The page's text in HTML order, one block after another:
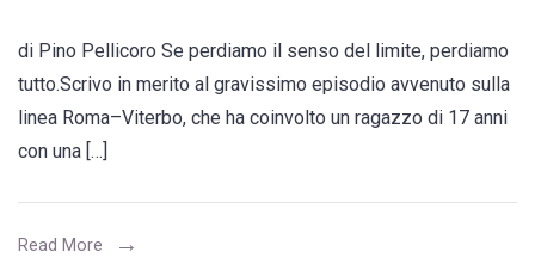
sull’episodio
avvenuto
sulla
Roma–
di Pino Pellicoro Se perdiamo il senso del limite, perdiamo
tutto.Scrivo in merito al gravissimo episodio avvenuto sulla
linea Roma–Viterbo, che ha coinvolto un ragazzo di 17 anni
con una […]
Read More